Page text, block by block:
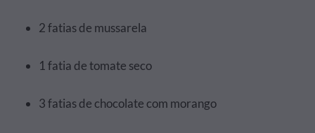
2 fatias de mussarela
1 fatia de tomate seco
3 fatias de chocolate com morango